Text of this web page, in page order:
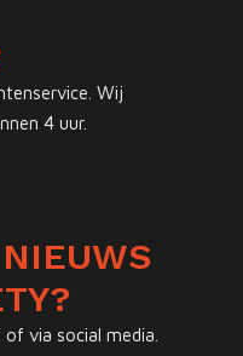
Wij
4 uur.
via social media.